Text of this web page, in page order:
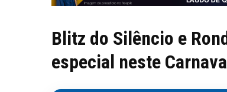
Blitz do Silêncio e
especial neste